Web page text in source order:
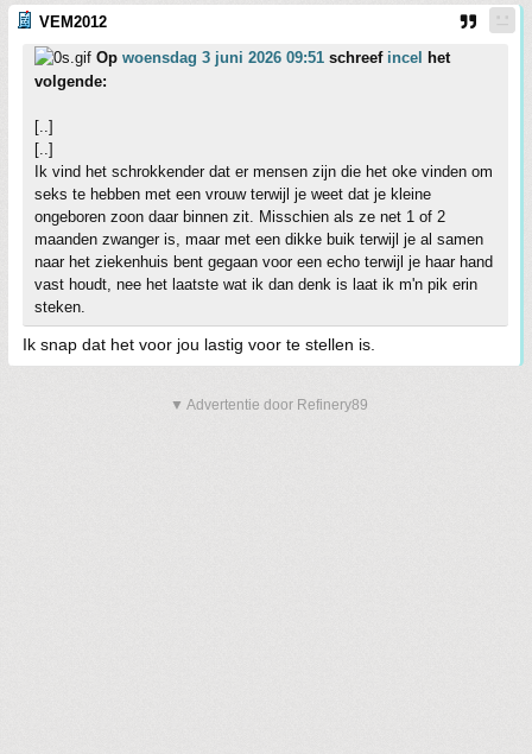
VEM2012
Op woensdag 3 juni 2026 09:51 schreef incel
het
volgende:
[..]
[..]
Ik vind het schrokkender dat er mensen zijn die het oke vinden om
seks te hebben met een vrouw terwijl je weet dat je kleine
ongeboren zoon daar binnen zit. Misschien als ze net 1 of 2
maanden zwanger is, maar met een dikke buik terwijl je al samen
naar het ziekenhuis bent gegaan voor een echo terwijl je haar hand
vast houdt, nee het laatste wat ik dan denk is laat ik m'n pik erin
steken.
Ik snap dat het voor jou lastig voor te stellen is.
▼ Advertentie door Refinery89